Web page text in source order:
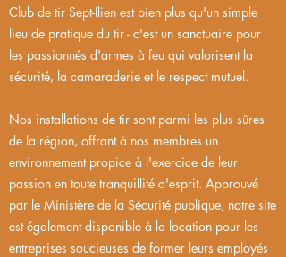
Club de tir Sept-Ilien est bien plus qu'un simple
lieu de pratique du tir - c'est un sanctuaire pour
les passionnés d'armes à feu qui valorisent la
sécurité, la camaraderie et le respect mutuel.
Nos installations de tir sont parmi les plus sûres
de la région, offrant à nos membres un
environnement propice à l'exercice de leur
passion en toute tranquillité d'esprit. Approuvé
par le Ministère de la Sécurité publique, notre site
est également disponible à la location pour les
entreprises soucieuses de former leurs employés